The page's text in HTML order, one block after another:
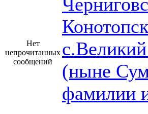
Нет
непрочитанных
сообщений
(ныне
фамилии